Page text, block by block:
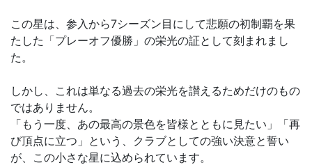
この星は、参入から7シーズン目にして悲願の初制覇を果
たした「プレーオフ優勝」の栄光の証として刻まれまし
た。
しかし、これは単なる過去の栄光を讃えるためだけのもの
ではありません。
「もう一度、あの最高の景色を皆様とともに見たい」「再
び頂点に立つ」という、クラブとしての強い決意と誓い
が、この小さな星に込められています。